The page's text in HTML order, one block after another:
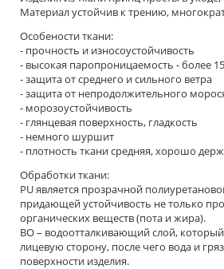
Материал устойчив к трению,
Особености ткани:
- прочность и износоустойчивость
- высокая паропроницаемость - более
- защита от среднего и сильного ветра
- защита от непродолжительного
- морозоустойчивость
- глянцевая поверхность, гладкость
- немного шуршит
- плотность ткани средняя, хорошо
Обработки ткани:
PU является прозрачной
придающей устойчивость не только
органических веществ (пота и жира).
ВО – водоотталкивающий слой,
лицевую сторону, после чего вода и
поверхности изделия.